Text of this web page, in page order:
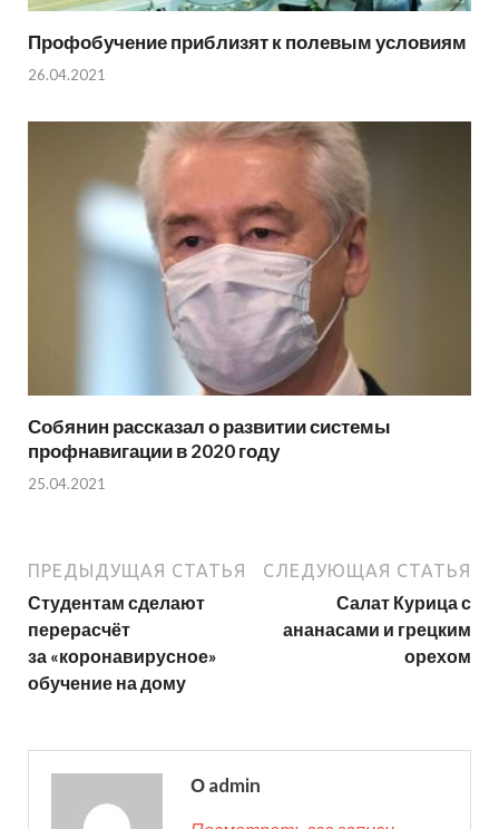
Профобучение приблизят к полевым условиям
26.04.2021
Собянин рассказал о развитии системы
профнавигации в 2020 году
25.04.2021
ПРЕДЫДУЩАЯ СТАТЬЯ
Студентам сделают
перерасчёт
за «коронавирусное»
обучение на дому
СЛЕДУЮЩАЯ СТАТЬЯ
Салат Курица с
ананасами и грецким
орехом
О admin